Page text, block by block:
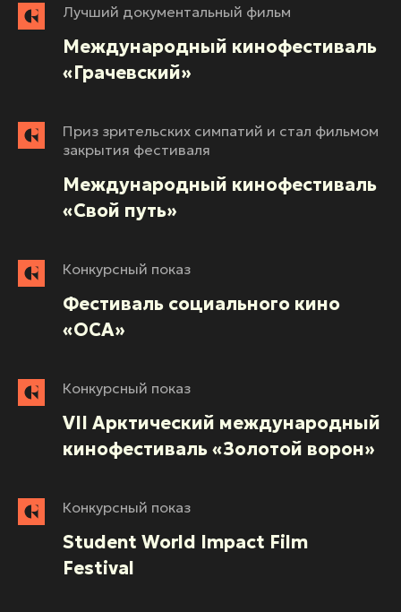
Лучший документальный фильм
Международный кинофестиваль
«Грачевский»
Приз зрительских симпатий и стал фильмом
закрытия фестиваля
Международный кинофестиваль
«Свой путь»
Конкурсный показ
Фестиваль социального кино
«ОСА»
Конкурсный показ
VII Арктический международный
кинофестиваль «Золотой ворон»
Конкурсный показ
Student World Impact Film
Festival